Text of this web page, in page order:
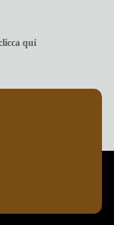
qui